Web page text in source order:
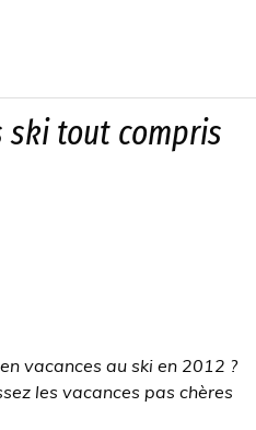
ski tout compris
vacances au ski en 2012 ?
les vacances pas chères